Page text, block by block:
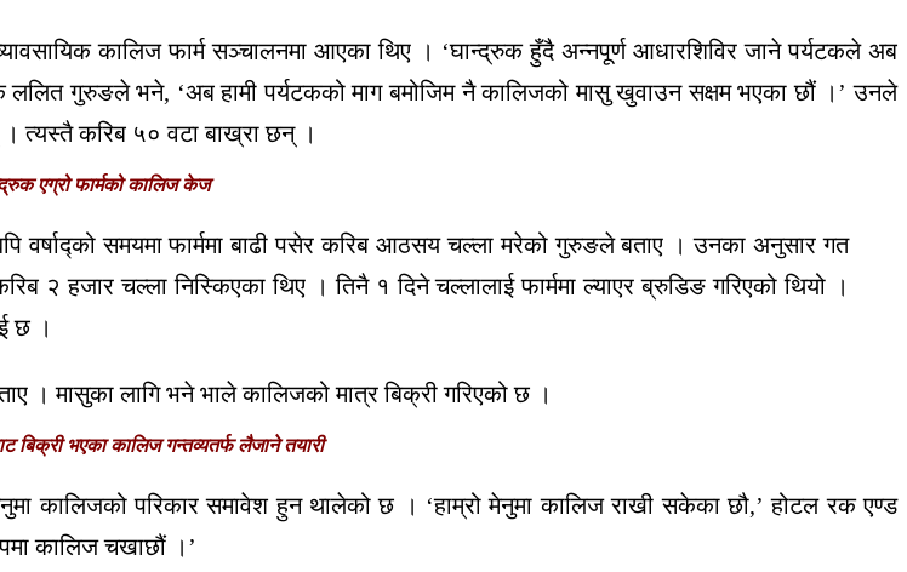
कालिज फार्म सञ्चालनमा आएका थिए । ‘घान्द्रुक हुँदै अन्नपूर्ण आधारशिविर जाने पर्यटकले अब
ललित गुरुङले भने, ‘अब हामी पर्यटकको माग बमोजिम नै कालिजको मासु खुवाउन सक्षम भएका छौं ।’ उनले
त्यस्तै करिब ५० वटा बाख्रा छन् ।
एग्रो फार्मको कालिज केज
वर्षाद्को समयमा फार्ममा बाढी पसेर करिब आठसय चल्ला मरेको गुरुङले बताए । उनका अनुसार गत
२ हजार चल्ला निस्किएका थिए । तिनै १ दिने चल्लालाई फार्ममा ल्याएर ब्रुडिङ गरिएको थियो ।
छ ।
। मासुका लागि भने भाले कालिजको मात्र बिक्री गरिएको छ ।
बिक्री भएका कालिज गन्तव्यतर्फ लैजाने तयारी
कालिजको परिकार समावेश हुन थालेको छ । ‘हाम्रो मेनुमा कालिज राखी सकेका छौ,’ होटल रक एण्ड
कालिज चखाछौं ।’